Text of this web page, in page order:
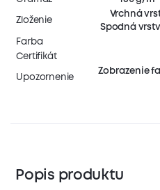
Zloženie
Vrchná
Spodná
Farba
Certifikát
Upozornenie
Zobrazenie
Popis produktu